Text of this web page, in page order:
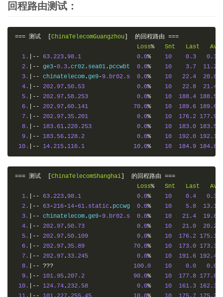
回程路由测试：
=== 测试 ChinaTelecomGuangzhou 的回程路由 ===
Loss% Snt Last
Avg
1.
|-- 63.223 .98.1 0.0% 10 0.3
0.3
2.
|-- ge3-0.3 .cr02 . sea01 . pccwbt 0.0% 10 3.7
11.2
3.
|-- chinatelecom .ge9-9.br02.s 0.0% 10 22.4
20.8
4.
|-- 202.97 . 50.53 0.0% 10 22.8
21.4
5.
|-- 202.97 . 58.253 0.0% 10 188.4 188.5
6.
|-- 202.97 . 60.141 70.0% 10 189.6 189.6
7.
|-- 202.97 . 35.201 0.0% 10 176.2 177.9
8.
|-- 183.61 .220.253 0.0% 10 183.0 183.5
9.
|-- 183.56 . 128.2 0.0% 10 192.0 192.1
10.
|-- 14.215 . 116.1 10.0% 10 184.9 184.8
=== 测试 ChinaTelecomShanghai 的回程路由 ===
Loss% Snt Last
Avg
1.
|-- 63.223 .98.1 0.0% 10 0.4
0.3
2.
|-- 63-216-14-61.static . pccwg 0.0% 10 5.8
13.1
3.
|-- chinatelecom .ge9-9.br02.s 0.0% 10 21.4
19.8
4.
|-- 202.97 . 50.73 0.0% 10 21.0
20.2
5.
|-- 202.97 . 50.109 0.0% 10 176.2 175.1
6.
|-- 202.97 . 35.89 70.0% 10 173.0 173.3
7.
|-- 202.97 . 33.245 0.0% 10 191.6 192.4
8.
|-- ??? 100.0 10 0.0
0.0
9.
|-- 101.95 .207.2 90.0% 10 177.8 177.8
10.
|-- 124.74 .232.58 0.0% 10 161.3 162.3